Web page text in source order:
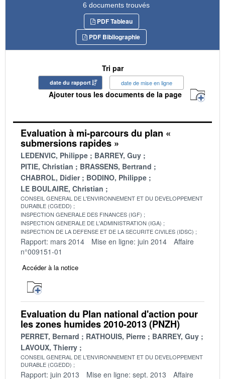
6 documents trouvés
PDF Tableau
PDF Bibliographie
Tri par
date du rapport date de mise en ligne
Ajouter tous les documents de la page
Evaluation à mi-parcours du plan «
submersions rapides »
LEDENVIC, Philippe
BARREY, Guy
PITIE, Christian
BRASSENS, Bertrand
CHABROL, Didier
BODINO, Philippe
LE BOULAIRE, Christian
CONSEIL GENERAL DE L'ENVIRONNEMENT ET DU DEVELOPPEMENT
DURABLE (CGEDD)
INSPECTION GENERALE DES FINANCES (IGF)
INSPECTION GENERALE DE L'ADMINISTRATION (IGA)
INSPECTION DE LA DEFENSE ET DE LA SECURITE CIVILES (IDSC)
Rapport: mars 2014 Mise en ligne: juin 2014
Affaire
n°009151-01
Accéder à la notice
Evaluation du Plan national d'action pour
les zones humides 2010-2013 (PNZH)
PERRET, Bernard RATHOUIS, Pierre
BARREY, Guy
LAVOUX, Thierry
CONSEIL GENERAL DE L'ENVIRONNEMENT ET DU DEVELOPPEMENT
DURABLE (CGEDD)
Rapport: juin 2013 Mise en ligne: sept. 2013 Affaire